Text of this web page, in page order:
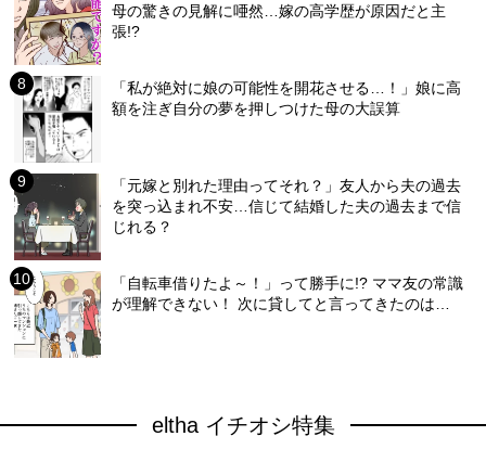
母の驚きの見解に唖然…嫁の高学歴が原因だと主
張!?
「私が絶対に娘の可能性を開花させる…！」娘に高
額を注ぎ自分の夢を押しつけた母の大誤算
「元嫁と別れた理由ってそれ？」友人から夫の過去
を突っ込まれ不安…信じて結婚した夫の過去まで信
じれる？
「自転車借りたよ～！」って勝手に!? ママ友の常識
が理解できない！ 次に貸してと言ってきたのは…
eltha イチオシ特集